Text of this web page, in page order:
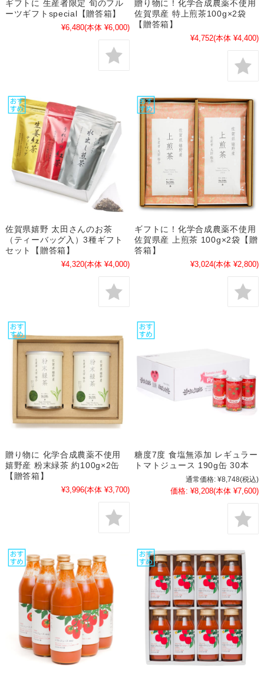
ギフトに 生産者限定 旬のフル
ーツギフトspecial【贈答箱】
¥6,480(本体 ¥6,000)
贈り物に！化学合成農薬不使用
佐賀県産 特上煎茶100g×2袋
【贈答箱】
¥4,752(本体 ¥4,400)
佐賀県嬉野 太田さんのお茶
（ティーバッグ入）3種ギフト
セット【贈答箱】
¥4,320(本体 ¥4,000)
ギフトに！化学合成農薬不使用
佐賀県産 上煎茶 100g×2袋【贈
答箱】
¥3,024(本体 ¥2,800)
贈り物に 化学合成農薬不使用
嬉野産 粉末緑茶 約100g×2缶
【贈答箱】
¥3,996(本体 ¥3,700)
糖度7度 食塩無添加 レギュラー
トマトジュース 190g缶 30本
通常価格: ¥8,748(税込)
価格: ¥8,208(本体 ¥7,600)